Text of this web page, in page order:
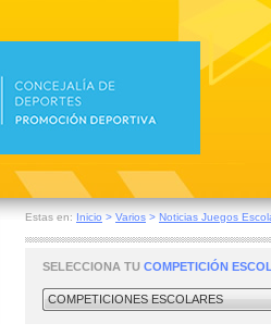
Estas en: Inicio > Varios > Noticias Juegos
SELECCIONA TU COMPETICIÓN
COMPETICIONES ESCOLARES